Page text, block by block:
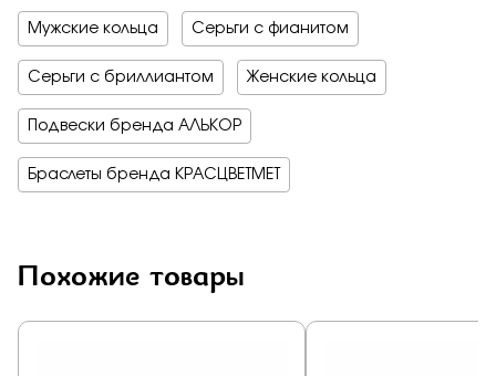
Мужские кольца Серьги с фианитом
Серьги с бриллиантом Женские кольца
Подвески бренда АЛЬКОР
Браслеты бренда КРАСЦВЕТМЕТ
Похожие товары